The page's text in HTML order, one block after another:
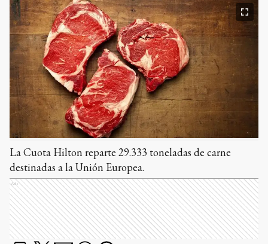
La Cuota Hilton reparte 29.333 toneladas de carne
destinadas a la Unión Europea.
Ads